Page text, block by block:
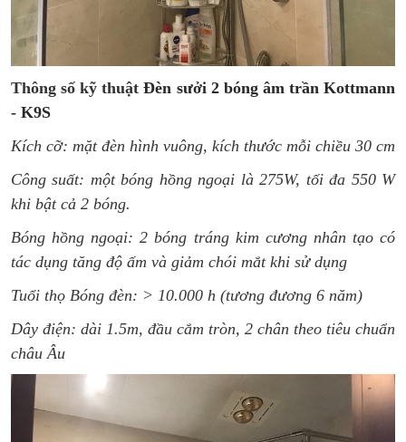
Thông số kỹ thuậtĐèn sưởi 2 bóng âm trần Kottmann
- K9S
Kích cỡ: mặt đèn hình vuông, kích thước mỗi chiều 30 cm
Công suất: một bóng hồng ngoại là 275W, tối đa 550 W
khi bật cả 2 bóng.
Bóng hồng ngoại: 2 bóng tráng kim cương nhân tạo có
tác dụng tăng độ ấm và giảm chói mắt khi sử dụng
Tuổi thọ Bóng đèn: > 10.000 h (tương đương 6 năm)
Dây điện: dài 1.5m, đầu cắm tròn, 2 chân theo tiêu chuẩn
châu Âu